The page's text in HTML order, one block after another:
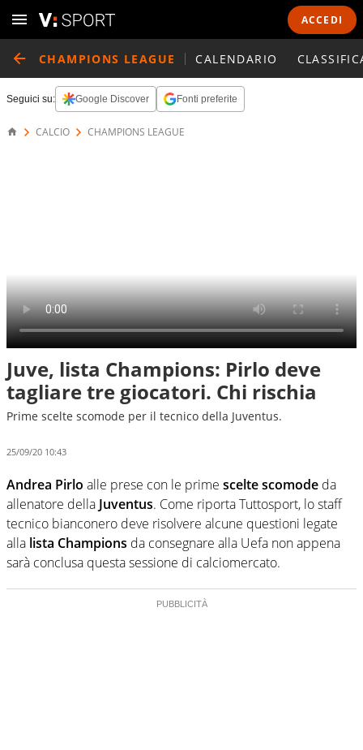
ACCEDI
CHAMPIONS LEAGUE CALENDARIO
Seguici su: Google Discover Fonti preferite
CALCIO CHAMPIONS LEAGUE
Juve, lista Champions: Pirlo deve
tagliare tre giocatori. Chi rischia
Prime scelte scomode per il tecnico della Juventus.
25/09/20 10:43
Andrea Pirlo alle prese con le prime scelte scomode da
allenatore della Juventus. Come riporta Tuttosport, lo staff
tecnico bianconero deve risolvere alcune questioni legate
alla lista Champions da consegnare alla Uefa non appena
sarà conclusa questa sessione di calciomercato.